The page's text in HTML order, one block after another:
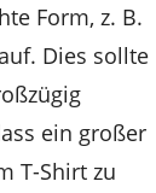
Form, z. B.
Dies sollte
ein großer
T-Shirt zu